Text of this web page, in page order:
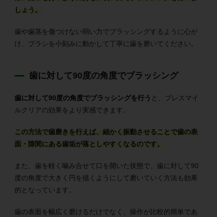
しょう。
歯や歯茎を傷つけない弱い力でブラッシングするように心が
け、ブラシを小刻みに動かして丁寧に歯を磨いてください。
歯に対して90度の角度でブラッシング
歯に対して90度の角度でブラッシングを行う と、ブレスマイ
ルクリアの効果をより実感できます。
この方法で歯磨きを行えば、細かく振動させることで歯の表
面・隙間にある歯垢が落としやすくなるのです。
また、歯を軽く噛み合せて口を開いた状態で、歯に対して90
度の角度で大きく円を描くようにして磨いていく方法も効果
的となっています。
歯の表面を幅広く磨けるだけでなく、操作が比較的簡単であ